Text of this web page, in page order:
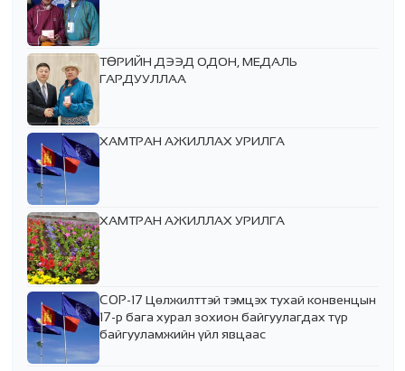
ТӨРИЙН ДЭЭД ОДОН, МЕДАЛЬ
ГАРДУУЛЛАА
ХАМТРАН АЖИЛЛАХ УРИЛГА
ХАМТРАН АЖИЛЛАХ УРИЛГА
COP-17 Цөлжилттэй тэмцэх тухай конвенцын
17-р бага хурал зохион байгуулагдах түр
байгууламжийн үйл явцаас